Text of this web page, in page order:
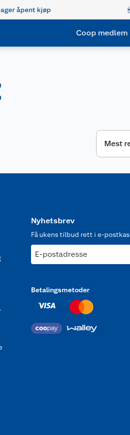
åpent kjøp
Coop medlem
Nyhetsbrev
Få ukens tilbud rett i e-
E-postadresse
Betalingsmetoder